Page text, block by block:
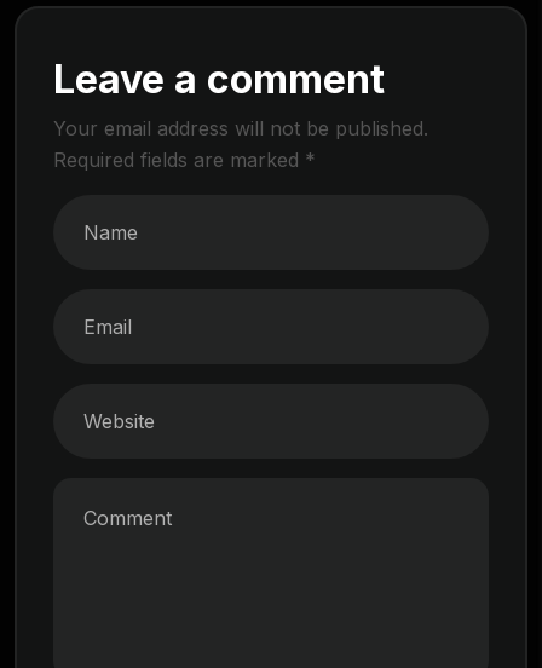
Leave a comment
Your email address will not be published.
Required fields are marked *